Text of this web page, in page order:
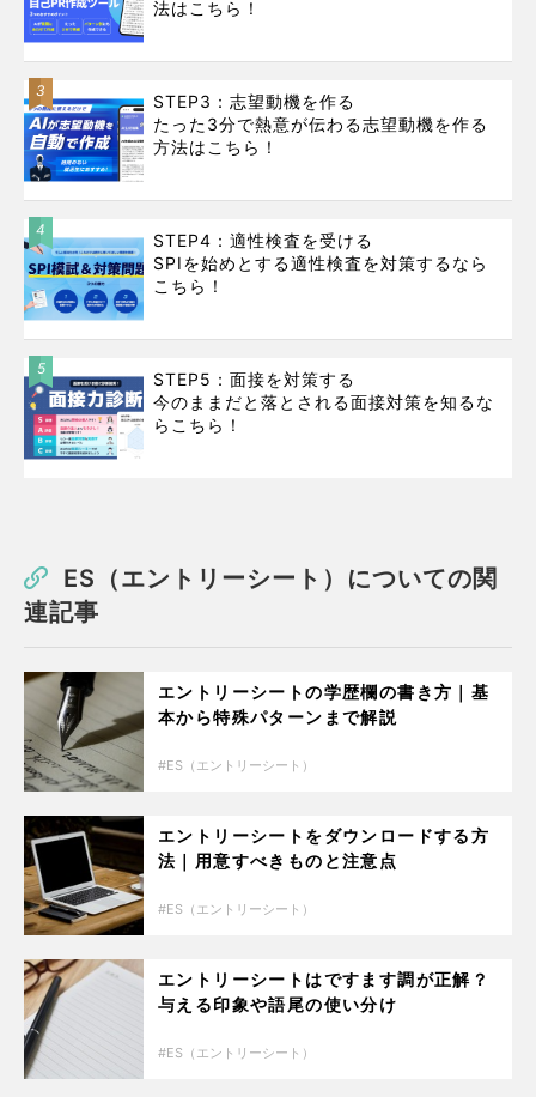
法はこちら！
3
STEP3：志望動機を作る
たった3分で熱意が伝わる志望動機を作る
方法はこちら！
4
STEP4：適性検査を受ける
SPIを始めとする適性検査を対策するなら
こちら！
5
STEP5：面接を対策する
今のままだと落とされる面接対策を知るな
らこちら！
ES（エントリーシート）についての関
連記事
エントリーシートの学歴欄の書き方｜基
本から特殊パターンまで解説
ES（エントリーシート）
エントリーシートをダウンロードする方
法｜用意すべきものと注意点
ES（エントリーシート）
エントリーシートはですます調が正解？
与える印象や語尾の使い分け
ES（エントリーシート）